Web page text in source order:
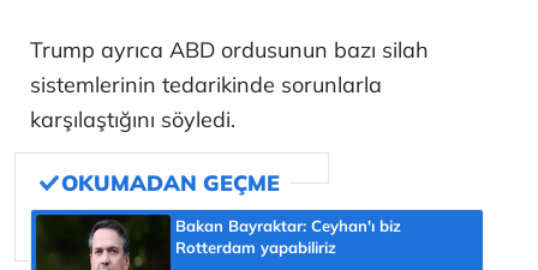
Trump ayrıca ABD ordusunun bazı silah
sistemlerinin tedarikinde sorunlarla
karşılaştığını söyledi.
Bakan Bayraktar: Ceyhan'ı biz
Rotterdam yapabiliriz